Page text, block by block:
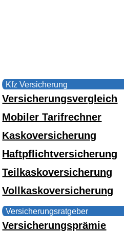
Kfz Versicherung
Versicherungsvergleich
Mobiler Tarifrechner
Kaskoversicherung
Haftpflichtversicherung
Teilkaskoversicherung
Vollkaskoversicherung
Versicherungsratgeber
Versicherungsprämie